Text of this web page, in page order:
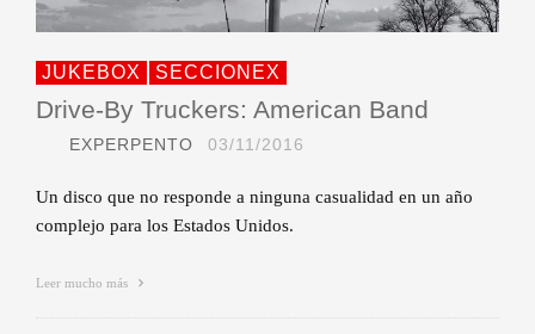
JUKEBOX SECCIONEX
Drive-By Truckers: American Band
EXPERPENTO 03/11/2016
Un disco que no responde a ninguna casualidad en un año
complejo para los Estados Unidos.
Leer mucho más